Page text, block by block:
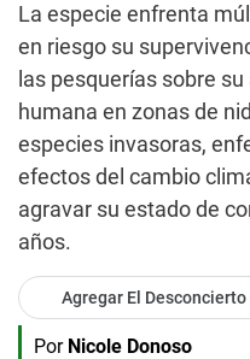
La especie enfrenta
en riesgo su
las pesquerías sobre
humana en zonas de
especies invasoras,
efectos del cambio
agravar su estado de
años.
Agregar El Desconcierto
Por Nicole Donoso